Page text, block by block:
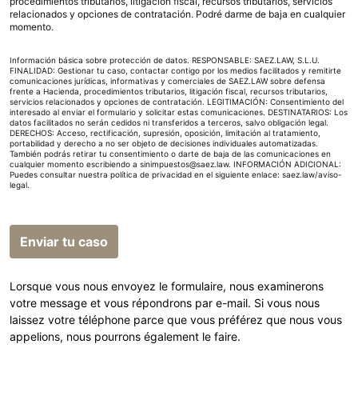
relacionados y opciones de contratación. Podré darme de baja en cualquier
momento.
Información básica sobre protección de datos. RESPONSABLE: SAEZ.LAW, S.L.U.
FINALIDAD: Gestionar tu caso, contactar contigo por los medios facilitados y remitirte
comunicaciones jurídicas, informativas y comerciales de SAEZ.LAW sobre defensa
frente a Hacienda, procedimientos tributarios, litigación fiscal, recursos tributarios,
servicios relacionados y opciones de contratación. LEGITIMACIÓN: Consentimiento del
interesado al enviar el formulario y solicitar estas comunicaciones. DESTINATARIOS: Los
datos facilitados no serán cedidos ni transferidos a terceros, salvo obligación legal.
DERECHOS: Acceso, rectificación, supresión, oposición, limitación al tratamiento,
portabilidad y derecho a no ser objeto de decisiones individuales automatizadas.
También podrás retirar tu consentimiento o darte de baja de las comunicaciones en
cualquier momento escribiendo a sinimpuestos@saez.law. INFORMACIÓN ADICIONAL:
Puedes consultar nuestra política de privacidad en el siguiente enlace: saez.law/aviso-
legal.
Enviar tu caso
Lorsque vous nous envoyez le formulaire, nous examinerons
votre message et vous répondrons par e-mail. Si vous nous
laissez votre téléphone parce que vous préférez que nous vous
appelions, nous pourrons également le faire.